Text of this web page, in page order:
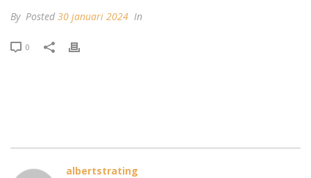
By Posted 30 januari 2024 In
0
albertstrating